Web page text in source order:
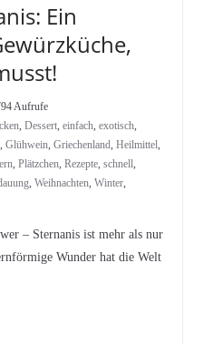
Ein
Aufrufe
, Dessert, einfach, exotisch,
, Glühwein, Griechenland, Heilmittel,
, Plätzchen, Rezepte, schnell,
, Weihnachten, Winter,
– Sternanis ist mehr als nur
Wunder hat die Welt